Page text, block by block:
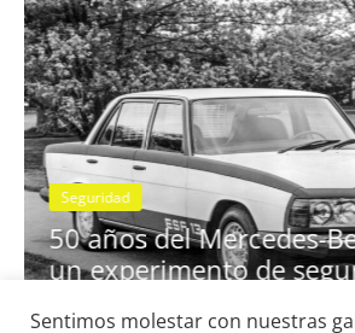
Seguridad
50 años del Mercedes-
un experimento de
Sentimos molestar con nuestras